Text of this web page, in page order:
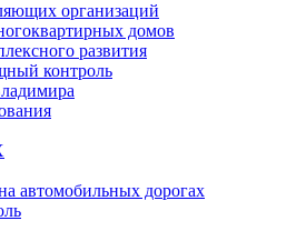
организаций
домов
развития
контроль
автомобильных дорогах